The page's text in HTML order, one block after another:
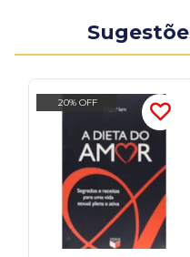
20% OFF